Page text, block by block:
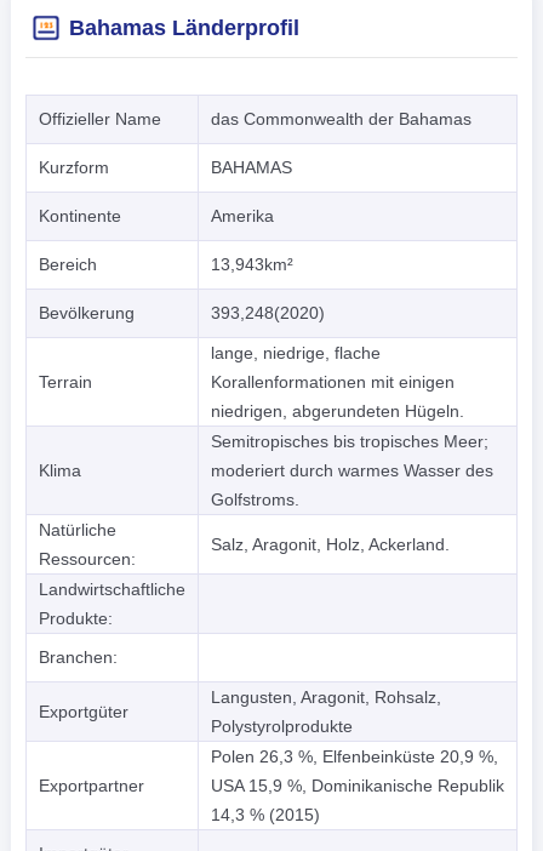
Bahamas Länderprofil
Offizieller Name das Commonwealth der Bahamas
Kurzform BAHAMAS
Kontinente Amerika
Bereich 13,943km²
Bevölkerung 393,248(2020)
Terrain
lange, niedrige, flache
Korallenformationen mit einigen
niedrigen, abgerundeten Hügeln.
Klima
Semitropisches bis tropisches Meer;
moderiert durch warmes Wasser des
Golfstroms.
Natürliche
Ressourcen:
Salz, Aragonit, Holz, Ackerland.
Landwirtschaftliche
Produkte:
Branchen:
Exportgüter
Langusten, Aragonit, Rohsalz,
Polystyrolprodukte
Exportpartner
Polen 26,3 %, Elfenbeinküste 20,9 %,
USA 15,9 %, Dominikanische Republik
14,3 % (2015)